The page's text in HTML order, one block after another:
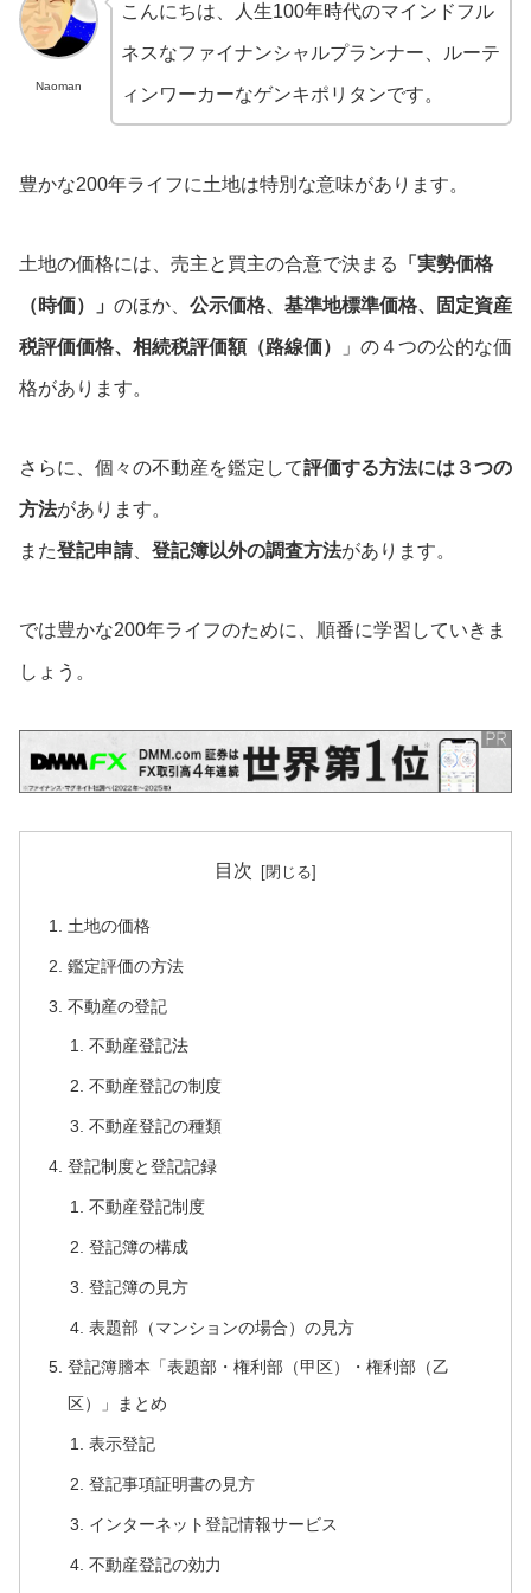
Naoman
こんにちは、人生100年時代のマインドフル
ネスなファイナンシャルプランナー、ルーテ
ィンワーカーなゲンキポリタンです。
豊かな200年ライフに土地は特別な意味があります。
土地の価格には、売主と買主の合意で決まる 「実勢価格
（時価）」 のほか、 公示価格、基準地標準価格、固定資産
税評価価格、相続税評価額（路線価） 」の４つの公的な価
格があります。
さらに、個々の不動産を鑑定して評価する方法には３つの
方法があります。
また登記申請、 登記簿以外の調査方法があります。
では豊かな200年ライフのために、順番に学習していきま
しょう。
目次
土地の価格
鑑定評価の方法
不動産の登記
不動産登記法
不動産登記の制度
不動産登記の種類
登記制度と登記記録
不動産登記制度
登記簿の構成
登記簿の見方
表題部（マンションの場合）の見方
登記簿謄本「表題部・権利部（甲区）・権利部（乙
区）」まとめ
表示登記
登記事項証明書の見方
インターネット登記情報サービス
不動産登記の効力